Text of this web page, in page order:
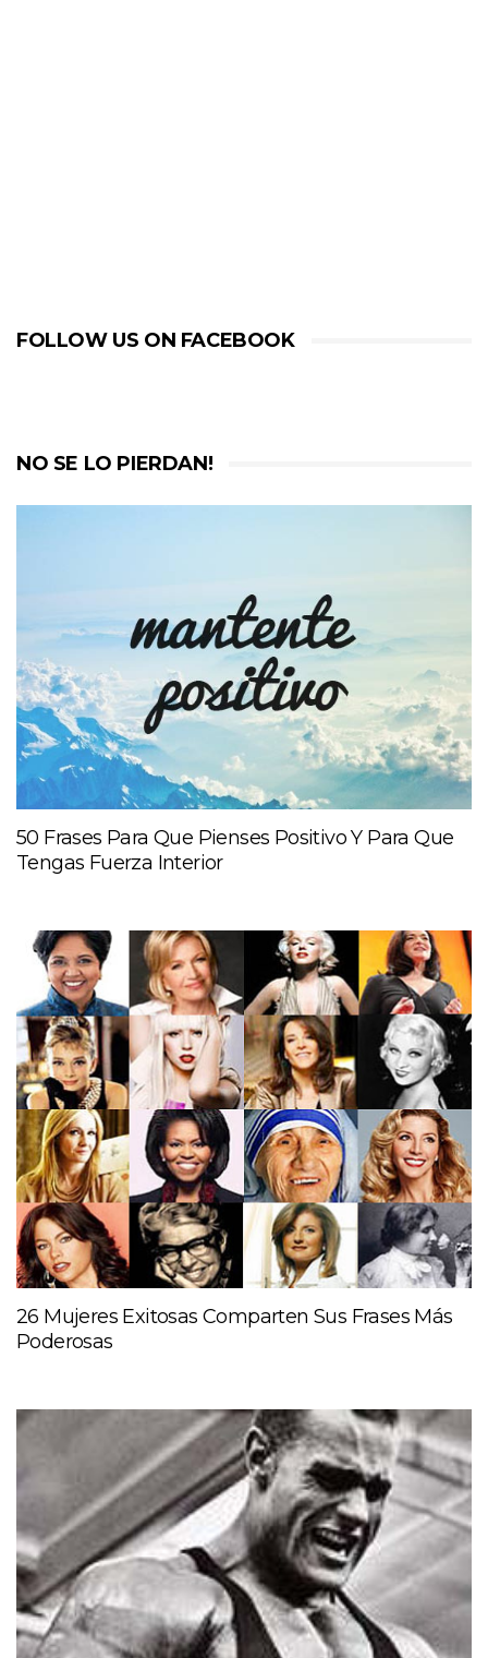
FOLLOW US ON FACEBOOK
NO SE LO PIERDAN!
50 Frases Para Que Pienses Positivo Y Para Que
Tengas Fuerza Interior
26 Mujeres Exitosas Comparten Sus Frases Más
Poderosas